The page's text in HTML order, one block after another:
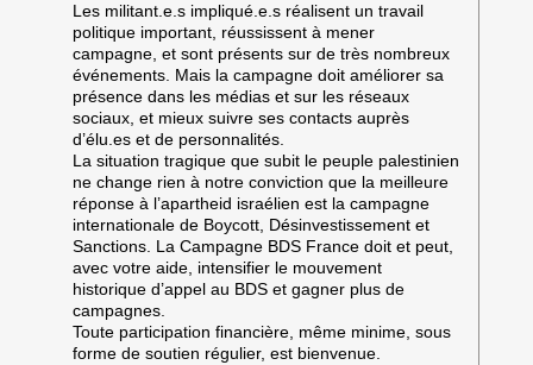
Les militant.e.s impliqué.e.s réalisent un travail
politique important, réussissent à mener
campagne, et sont présents sur de très nombreux
événements. Mais la campagne doit améliorer sa
présence dans les médias et sur les réseaux
sociaux, et mieux suivre ses contacts auprès
d’élu.es et de personnalités.
La situation tragique que subit le peuple palestinien
ne change rien à notre conviction que la meilleure
réponse à l’apartheid israélien est la campagne
internationale de Boycott, Désinvestissement et
Sanctions. La Campagne BDS France doit et peut,
avec votre aide, intensifier le mouvement
historique d’appel au BDS et gagner plus de
campagnes.
Toute participation financière, même minime, sous
forme de soutien régulier, est bienvenue.